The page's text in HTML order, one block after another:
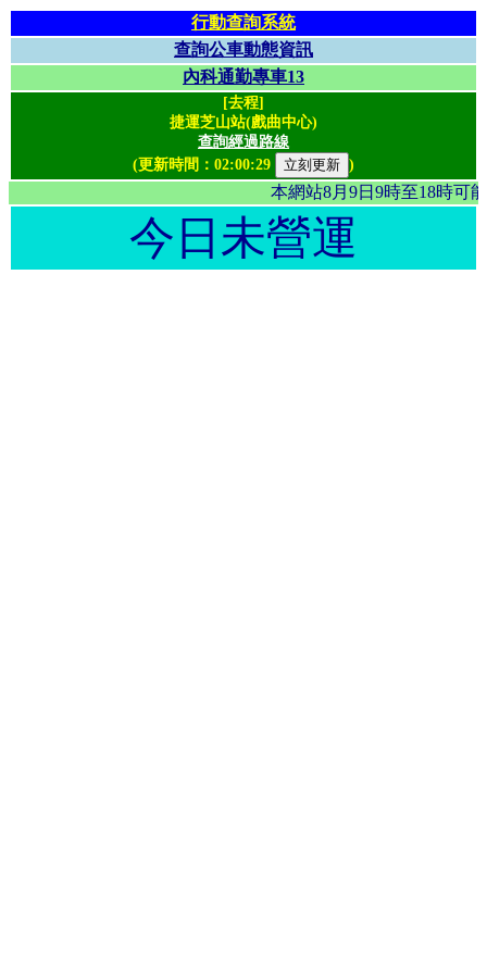
行動查詢系統
查詢公車動態資訊
內科通勤專車13
[去程]
捷運芝山站(戲曲中心)
查詢經過路線
(更新時間： 02:00:29 )
本網站8月9日9時至18
今日未營運